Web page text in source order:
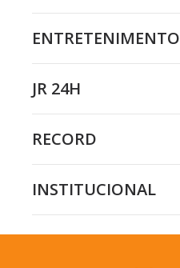
ENTRETENIMENTO
JR 24H
RECORD
INSTITUCIONAL